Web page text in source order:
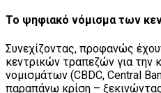
Το ψηφιακό νόμισμα των
Συνεχίζοντας, προφανώς
κεντρικών τραπεζών για την
νομισμάτων (CBDC, Central
παραπάνω κρίση –